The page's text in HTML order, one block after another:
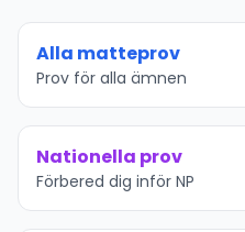
Alla matteprov
Prov för alla ämnen
Nationella prov
Förbered dig inför NP